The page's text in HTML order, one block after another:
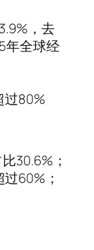
，去
年全球经
过80%
30.6%；
60%；